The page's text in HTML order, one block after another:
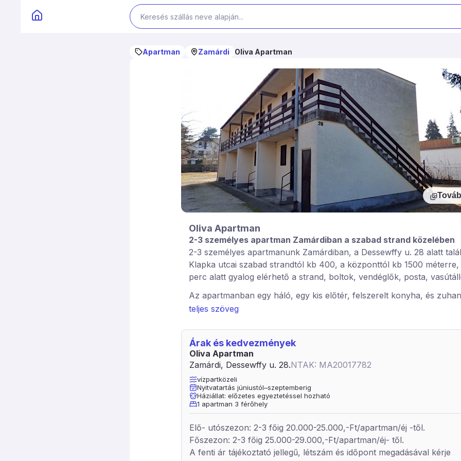
Apartman Zamárdi Oliva Apartman
Oliva Apartman
2-3 személyes apartman Zamárdiban a szabad strand közelében
2-3 személyes apartmanunk Zamárdiban, a Dessewffy u. 28 alatt
Klapka utcai szabad strandtól kb 400, a központtól kb 1500 méterre,
perc alatt gyalog elérhető a strand, boltok, vendéglők, posta,
Az apartmanban egy háló, egy kis előtér, felszerelt konyha, és
fürdő áll vendégeink rendelkezésére. A hálószobákban 2 ágy
eszközökkel és edényekkel fel van szerelve kávéfőző, mikrohullámú
hűtő, stb. Az apartmanhoz fedett terasz tartozik.
Parkolás az udvarban megoldható. Kutya és egyéb háziállat sajnos
szállásunkra nem hozható. SZÉP kártyát nem tudunk elfogadni. Az
májustól szeptember végéig üzemel, minimális foglalás időszaktól
éjszaka.
teljes szöveg
Árak és kedvezmények
Oliva Apartman
Zamárdi, Dessewffy u. 28.NTAK: MA20017782
vízpartközeli
Nyitvatartás júniustól–szeptemberig
Háziállat: előzetes egyeztetéssel hozható
1 apartman 3 férőhely
Elő- utószezon: 2-3 főig 20.000-25.000,-Ft/apartman/éj -től.
Főszezon: 2-3 főig 25.000-29.000,-Ft/apartman/éj- től.
A fenti ár tájékoztató jellegű, létszám és időpont megadásával kérje